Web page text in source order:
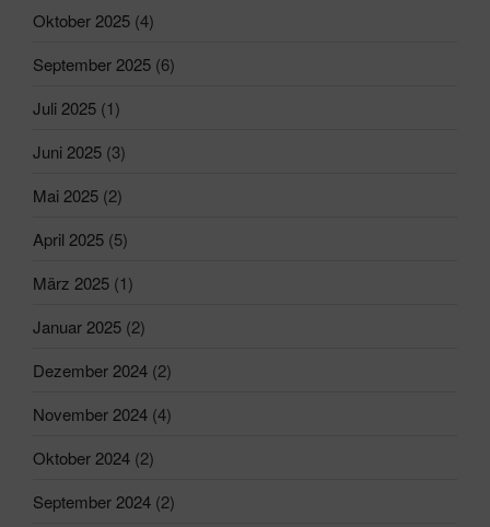
Oktober 2025 (4)
September 2025 (6)
Juli 2025 (1)
Juni 2025 (3)
Mai 2025 (2)
April 2025 (5)
März 2025 (1)
Januar 2025 (2)
Dezember 2024 (2)
November 2024 (4)
Oktober 2024 (2)
September 2024 (2)